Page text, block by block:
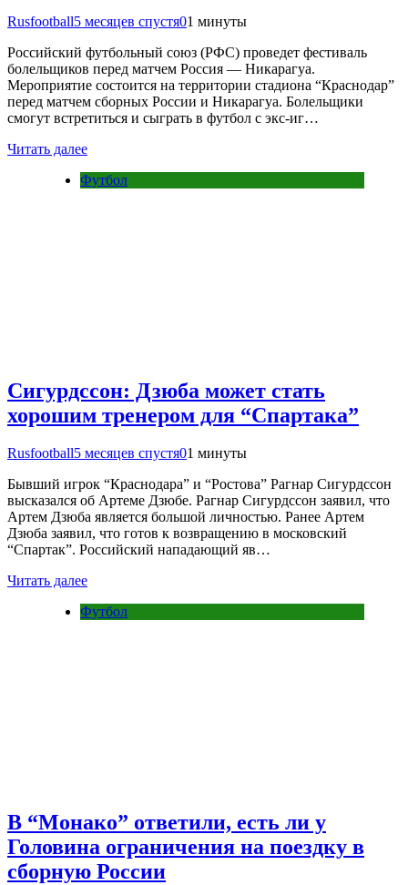
Rusfootball5 месяцев спустя01 минуты
Российский футбольный союз (РФС) проведет фестиваль
болельщиков перед матчем Россия — Никарагуа.
Мероприятие состоится на территории стадиона “Краснодар”
перед матчем сборных России и Никарагуа. Болельщики
смогут встретиться и сыграть в футбол с экс-иг…
Читать далее
Футбол
Сигурдссон: Дзюба может стать
хорошим тренером для “Спартака”
Rusfootball5 месяцев спустя01 минуты
Бывший игрок “Краснодара” и “Ростова” Рагнар Сигурдссон
высказался об Артеме Дзюбе. Рагнар Сигурдссон заявил, что
Артем Дзюба является большой личностью. Ранее Артем
Дзюба заявил, что готов к возвращению в московский
“Спартак”. Российский нападающий яв…
Читать далее
Футбол
В “Монако” ответили, есть ли у
Головина ограничения на поездку в
сборную России